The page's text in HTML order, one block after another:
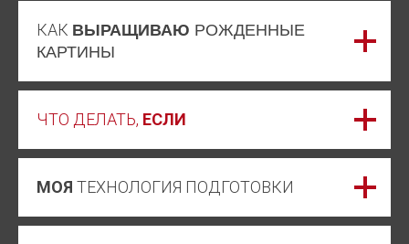
КАК ВЫРАЩИВАЮ РОЖДЕННЫЕ
КАРТИНЫ
ЧТО ДЕЛАТЬ, ЕСЛИ
МОЯ ТЕХНОЛОГИЯ ПОДГОТОВКИ